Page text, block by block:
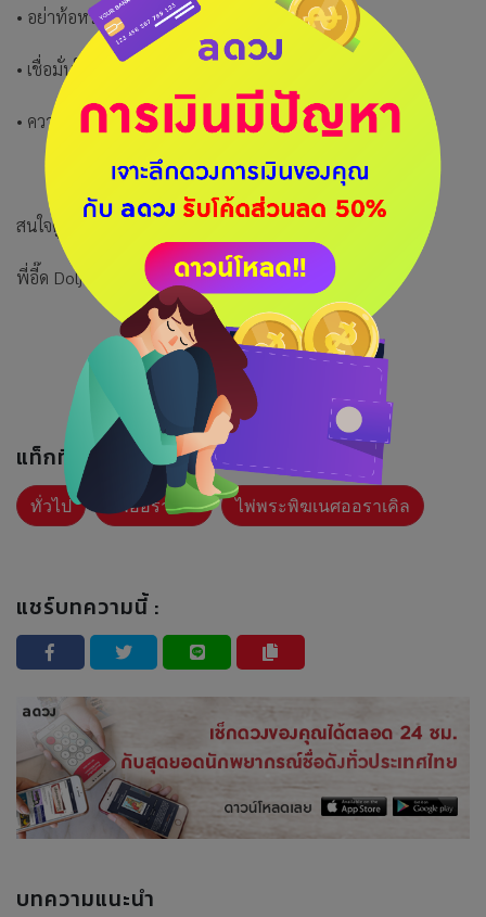
• อย่าท้อหรือเปลี่ยนใจกลางทาง
• เชื่อมั่นในศักยภาพของตัวเอง
• ความสม่ำเสมอจะนำไปสู่ความสำเร็จที่ยั่งยืน
สนใจดูดวง เลือกตาม Package ด้านล่างเลยค่ะ
พี่อี๊ด Doljaitarot
แท็กที่เกี่ยวข้อง :
ทั่วไป ไพ่ออราเคิล ไพ่พระพิฆเนศออราเคิล
แชร์บทความนี้ :
บทความแนะนำ